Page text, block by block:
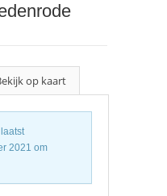
op kaart
2021 om